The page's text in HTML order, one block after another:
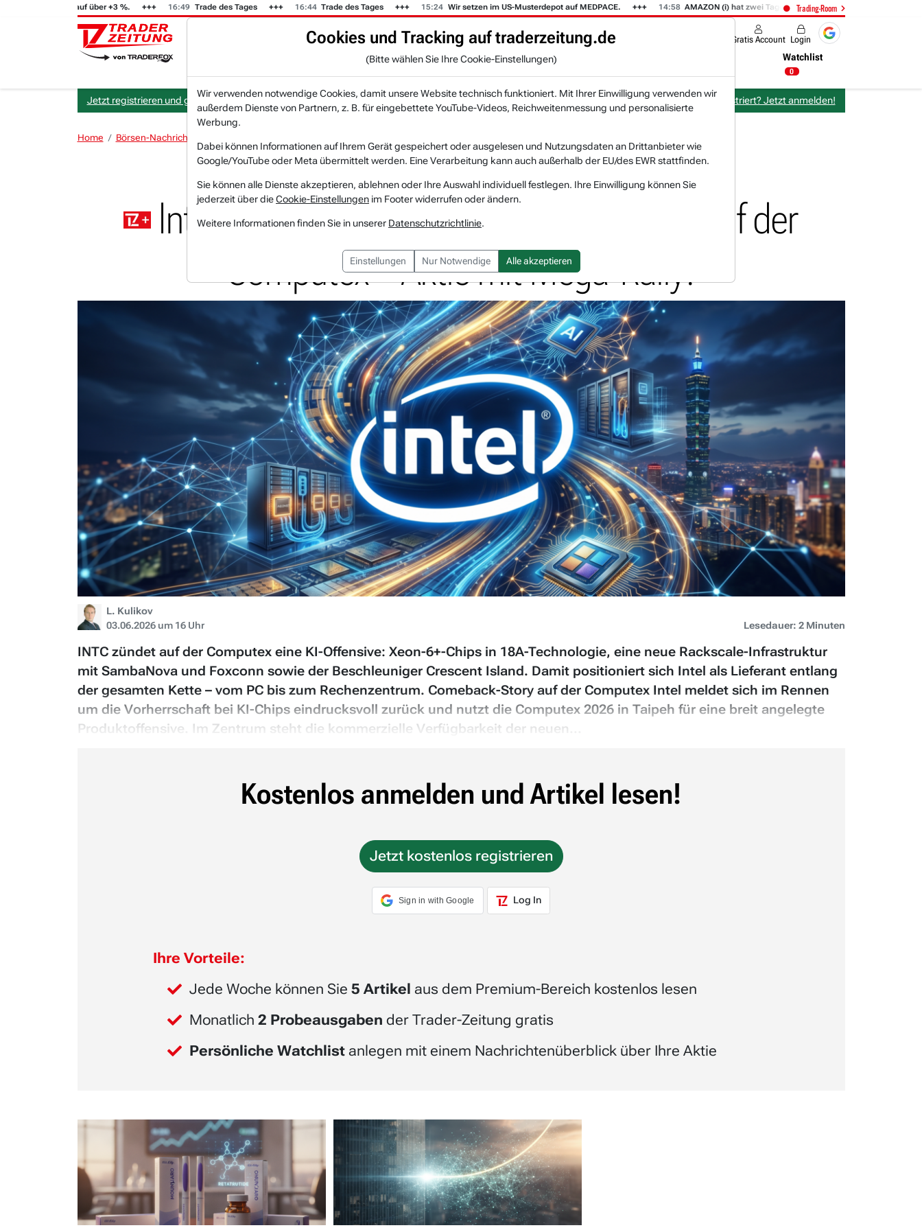
Trading-Room
von -4 % auf über +3 %. 16:49 Trade des Tages 16:44 Trade des Tages 15:24 Wir setzen im US-Musterdepot auf MEDPACE. 14:58 AMAZON (i) hat zwei Tage konsolidiert. 14:35
Gratis Account Login
KI-Agenten NEU Zeitung Rankings & Trends Watchlist
0
Jetzt registrieren und gratis Artikel lesen. Bereits bei TraderFox registriert? Jetzt anmelden!
Home Börsen-Nachrichten
Intel
Intel – Chip-Pionier zündet KI-Offensive auf der
Computex – Aktie mit Mega-Rally!
L. Kulikov
03.06.2026 um 16 Uhr
Lesedauer: 2 Minuten
INTC zündet auf der Computex eine KI-Offensive: Xeon-6+-Chips in 18A-Technologie, eine neue Rackscale-Infrastruktur
mit SambaNova und Foxconn sowie der Beschleuniger Crescent Island. Damit positioniert sich Intel als Lieferant entlang
der gesamten Kette – vom PC bis zum Rechenzentrum. Comeback-Story auf der Computex Intel meldet sich im Rennen
um die Vorherrschaft bei KI-Chips eindrucksvoll zurück und nutzt die Computex 2026 in Taipeh für eine breit angelegte
Produktoffensive. Im Zentrum steht die kommerzielle Verfügbarkeit der neuen...
Kostenlos anmelden und Artikel lesen!
Jetzt kostenlos registrieren
Sign in with Google Log In
Ihre Vorteile:
Jede Woche können Sie 5 Artikel aus dem Premium-Bereich kostenlos lesen
Monatlich 2 Probeausgaben der Trader-Zeitung gratis
Persönliche Watchlistanlegen mit einem Nachrichtenüberblick über Ihre Aktie
Cookies und Tracking auf traderzeitung.de
(Bitte wählen Sie Ihre Cookie-Einstellungen)
Wir verwenden notwendige Cookies, damit unsere Website technisch funktioniert. Mit Ihrer Einwilligung verwenden wir
außerdem Dienste von Partnern, z. B. für eingebettete YouTube-Videos, Reichweitenmessung und personalisierte
Werbung.
Dabei können Informationen auf Ihrem Gerät gespeichert oder ausgelesen und Nutzungsdaten an Drittanbieter wie
Google/YouTube oder Meta übermittelt werden. Eine Verarbeitung kann auch außerhalb der EU/des EWR stattfinden.
Sie können alle Dienste akzeptieren, ablehnen oder Ihre Auswahl individuell festlegen. Ihre Einwilligung können Sie
jederzeit über dieCookie-Einstellungen im Footer widerrufen oder ändern.
Weitere Informationen finden Sie in unserer Datenschutzrichtlinie.
Einstellungen Nur Notwendige Alle akzeptieren